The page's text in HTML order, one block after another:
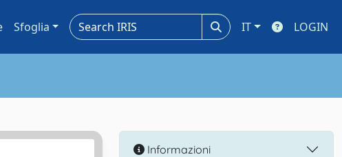
Sfoglia IT LOGIN
Informazioni